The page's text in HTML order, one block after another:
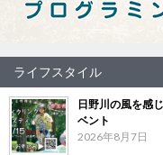
ライフスタイル
日野川の風を感
ベント
2026年8月7日